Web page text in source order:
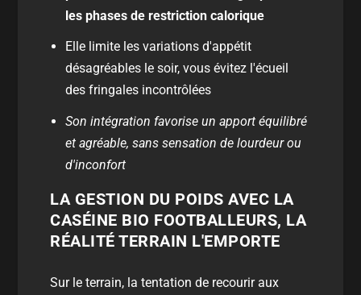
les phases de restriction calorique
Elle limite les variations d'appétit
désagréables le soir, vous évitez l'écueil
des fringales incontrôlées
Son intégration favorise un apport équilibré
et agréable, sans sensation de lourdeur ou
d'inconfort
LA GESTION DU POIDS AVEC LA
CASÉINE BIO FOOTBALLEURS, LA
RÉALITÉ TERRAIN L'EMPORTE
Sur le terrain, la tentation de recourir aux